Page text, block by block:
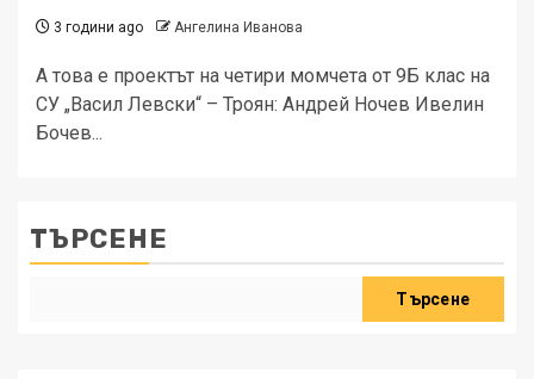
3 години ago Ангелина Иванова
А това е проектът на четири момчета от 9Б клас на
СУ „Васил Левски“ – Троян: Андрей Ночев Ивелин
Бочев...
ТЪРСЕНЕ
Търсене